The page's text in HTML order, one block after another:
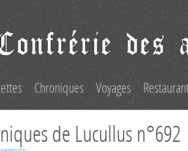
Chroniques Voyages
de Lucullus n°692